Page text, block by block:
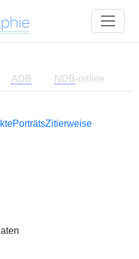
ADB NDB-online
PorträtsZitierweise